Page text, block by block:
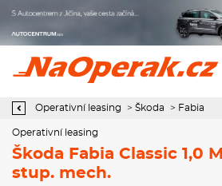
Operativní leasing Škoda Fabia Classic 1,0 MPI 59 kW 5-stup.
Operativní leasing > Škoda > Fabia
Operativní leasing
Škoda Fabia Classic 1,0
stup. mech.